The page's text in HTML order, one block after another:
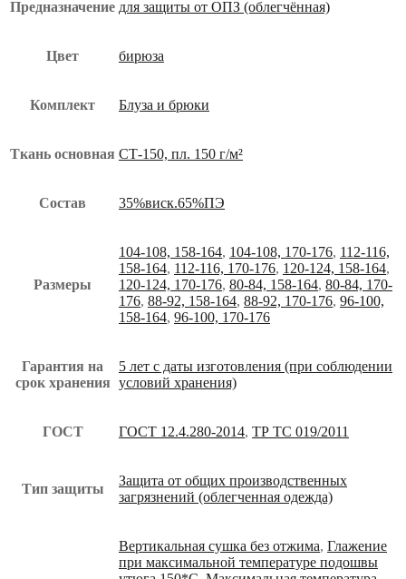
Предназначение для защиты от ОПЗ (облегчённая)
Цвет бирюза
Комплект Блуза и брюки
Ткань основная СТ-150, пл. 150 г/м²
Состав 35%виск.65%ПЭ
Размеры
104-108, 158-164, 104-108, 170-176, 112-116,
158-164, 112-116, 170-176, 120-124, 158-164,
120-124, 170-176, 80-84, 158-164, 80-84, 170-
176, 88-92, 158-164, 88-92, 170-176, 96-100,
158-164, 96-100, 170-176
Гарантия на
срок хранения
5 лет с даты изготовления (при соблюдении
условий хранения)
ГОСТ ГОСТ 12.4.280-2014, ТР ТС 019/2011
Тип защиты
Защита от общих производственных
загрязнений (облегченная одежда)
Вертикальная сушка без отжима, Глажение
при максимальной температуре подошвы